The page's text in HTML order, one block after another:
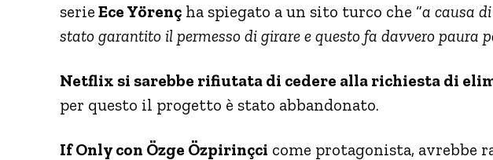
serie Ece Yörenç ha spiegato a un sito turco che “a causa
stato garantito il permesso di girare e questo fa davvero paura
Netflix si sarebbe rifiutata di cedere alla richiesta di
per questo il progetto è stato abbandonato.
If Only con Özge Özpirinçci come protagonista, avrebbe